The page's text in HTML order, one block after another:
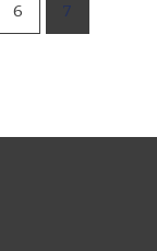
6 7